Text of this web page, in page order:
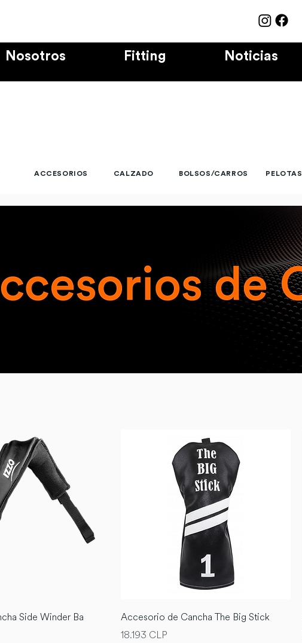
Nosotros Fitting Noticias
PELOTAS
BOLSOS/CARROS
ACCESORIOS CALZADO
Side Winder Ba
Accesorio de Cancha The Big Stick
Precio
18.193 CLP